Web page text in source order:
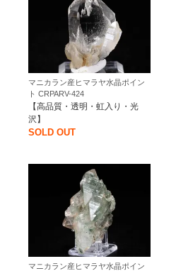
マニカラン産ヒマラヤ水晶ポイン
ト CRPARV-424
【高品質・透明・虹入り・光
沢】
SOLD OUT
マニカラン産ヒマラヤ水晶ポイン